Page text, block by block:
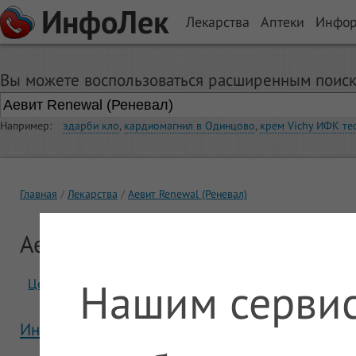
ИнфоЛек Лекарства Аптеки
Вы можете воспользоваться расширенным
Например: эдарби кло, кардиомагнил в Одинцово, крем Vichy ИФК
Главная Лекарства Аевит Renewal (Реневал)
Аевит Renewal (Реневал)
Цены Отзывы
Инструкция Аевит Renewal (Реневал)
Нашим